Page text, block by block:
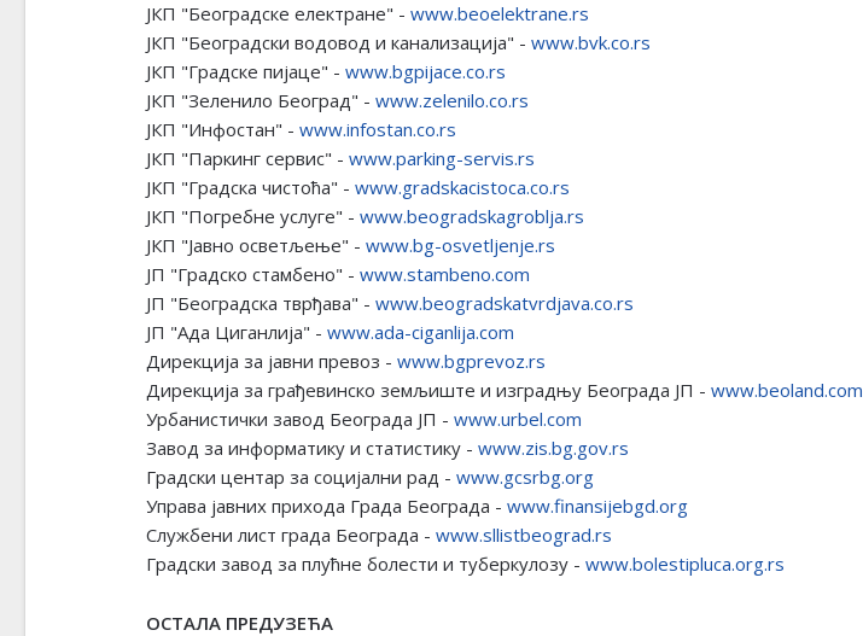
ЈКП "Београдске електране" - www.beoelektrane.rs
ЈКП "Београдски водовод и канализација" - www.bvk.co.rs
ЈКП "Градске пијаце" - www.bgpijace.co.rs
ЈКП "Зеленило Београд" - www.zelenilo.co.rs
ЈКП "Инфостан" - www.infostan.co.rs
ЈКП "Паркинг сервис" - www.parking-servis.rs
ЈКП "Градска чистоћа" - www.gradskacistoca.co.rs
ЈКП "Погребне услуге" - www.beogradskagroblja.rs
ЈКП "Јавно осветљење" - www.bg-osvetljenje.rs
ЈП "Градско стамбено" - www.stambeno.com
ЈП "Београдска тврђава" - www.beogradskatvrdjava.co.rs
ЈП "Ада Циганлија" - www.ada-ciganlija.com
Дирекција за јавни превоз - www.bgprevoz.rs
Дирекција за грађевинско земљиште и изградњу Београда ЈП - www.beoland.com
Урбанистички завод Београда ЈП - www.urbel.com
Завод за информатику и статистику - www.zis.bg.gov.rs
Градски центар за социјални рад - www.gcsrbg.org
Управа јавних прихода Града Београда - www.finansijebgd.org
Службени лист града Београда - www.sllistbeograd.rs
Градски завод за плућне болести и туберкулозу - www.bolestipluca.org.rs
ОСТАЛА ПРЕДУЗЕЋА